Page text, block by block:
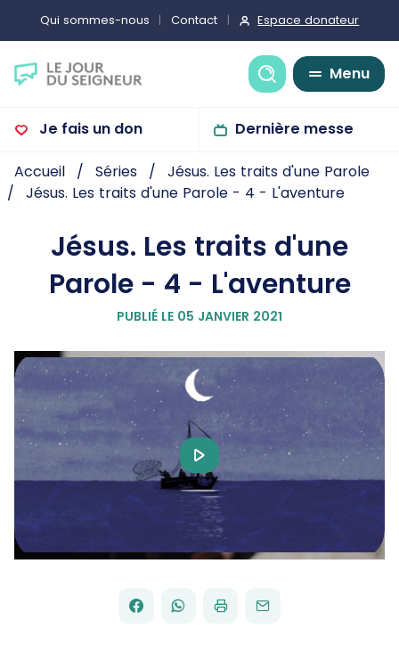
Qui sommes-nous Contact Espace donateur
Recherche
Menu
Je fais un don Dernière messe
Accueil Séries
Jésus. Les traits d'une Parole
Jésus. Les traits d'une Parole - 4 - L'aventure
Jésus. Les traits d'une
Parole - 4 - L'aventure
PUBLIÉ LE 05 JANVIER 2021
Play
PARTAGER
FACEBOOK
PARTAGER
WHATSAPP
IMPRIMERENVOYER
PAR
EMAIL